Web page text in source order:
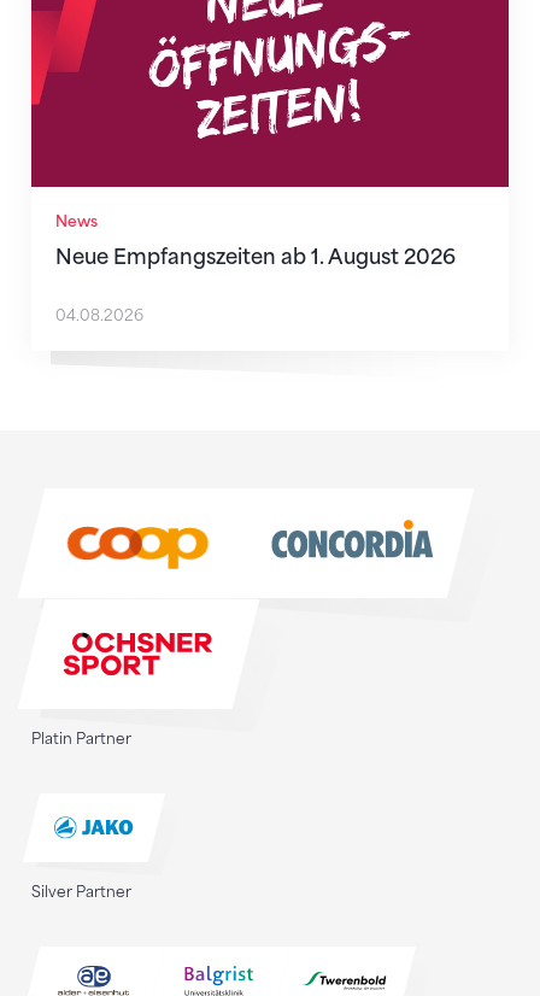
News
Neue Empfangszeiten ab 1. August 2026
04.08.2026
Platin Partner
Silver Partner